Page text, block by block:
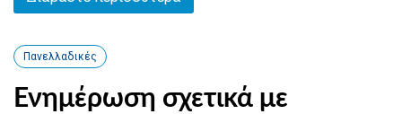
Πανελλαδικές
Ενημέρωση σχετικά με